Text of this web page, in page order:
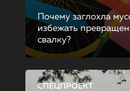
Почему заглохла
избежать
свалку?
СПЕЦПРОЕКТ